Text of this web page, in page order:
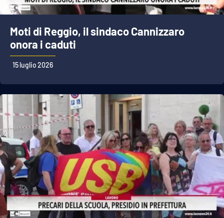
Moti di Reggio, il sindaco Cannizzaro
onora i caduti
15 luglio 2026